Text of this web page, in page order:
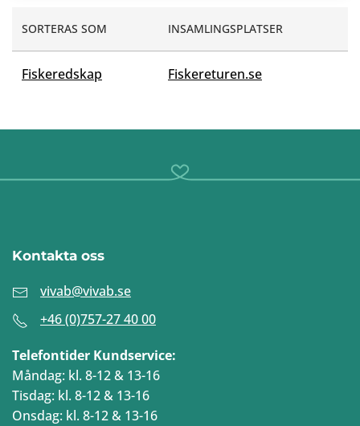
SORTERAS SOM INSAMLINGSPLATSER
Fiskeredskap Fiskereturen.se
Kontakta oss
vivab@vivab.se
+46 (0)757-27 40 00
Telefontider Kundservice:
Måndag: kl. 8-12 & 13-16
Tisdag: kl. 8-12 & 13-16
Onsdag: kl. 8-12 & 13-16